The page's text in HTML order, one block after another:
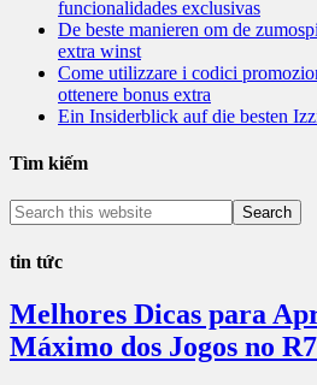
funcionalidades exclusivas
De beste manieren om de
extra winst
Come utilizzare i codici
ottenere bonus extra
Ein Insiderblick auf die besten
Tìm kiếm
tin tức
Melhores Dicas para
Máximo dos Jogos no